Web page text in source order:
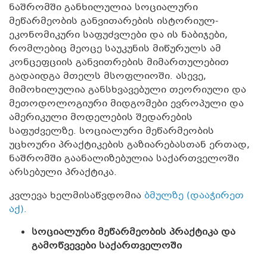
ნაშრომში განხილულია სოციალური
მეწარმეობის განვითარების ისტორიულ-
ეკონომიკური საფუძვლები და ის ნაბიჯები,
რომლებიც მეოცე საუკუნის მიწურულს ამ
კონცეფციის განვითრების მიმართულებით
გადაიდგა მთელს მსოფლიოში. ასევე,
მიმოხილულია განსხვავებული თეორიული და
მეთოდოლოგიური მიდგომები ევროპული და
ამერიკული მოდელების შედარების
საფუძველზე. სოციალური მეწარმეობის
უცხოური პრაქტიკების გაზიარებასთან ერთად,
ნაშრომში გაანალიზებულია საქართველოში
არსებული პრაქტიკა.
კვლევა ხელმისაწვდომია ბმულზე (დააჭირეთ
აქ).
სოციალური მეწარმეობის პრაქტიკა და
გამოწვევები საქართველოში